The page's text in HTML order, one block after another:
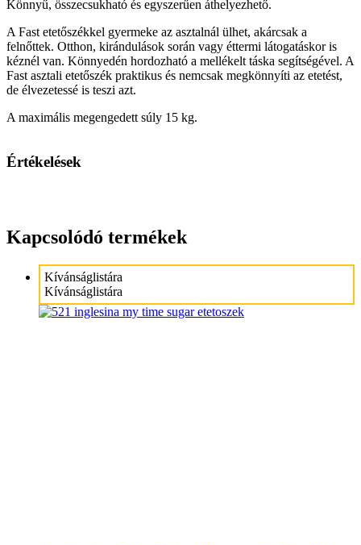
Könnyű, összecsukható és egyszerűen áthelyezhető.
A Fast etetőszékkel gyermeke az asztalnál ülhet, akárcsak a
felnőttek. Otthon, kirándulások során vagy éttermi látogatáskor is
kéznél van. Könnyedén hordozható a mellékelt táska segítségével. A
Fast asztali etetőszék praktikus és nemcsak megkönnyíti az etetést,
de élvezetessé is teszi azt.
A maximális megengedett súly 15 kg.
Értékelések
Kapcsolódó termékek
Kívánságlistára
Kívánságlistára